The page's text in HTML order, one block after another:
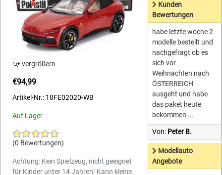
vergrößern
€94,99
Artikel-Nr.: 18FE02020-WB
Auf Lager
(0 Bewertungen)
Achtung: Kein Spielzeug, nicht geeignet
für Kinder unter 14 Jahren! Kann kleine
Kunden
Bewertungen
habe letzte woche 2
modelle bestellt und
nachgefragt ob es
sich vor
Weihnachten nach
ÖSTERREICH
ausgeht und habe
das paket heute
bekommen ...
Von: Peter B.
Modellauto
Angebote